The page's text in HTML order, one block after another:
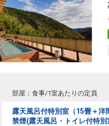
部屋：食事/1室あたりの定員
露天風呂付特別室（15畳＋洋
禁煙(露天風呂・トイレ付特別